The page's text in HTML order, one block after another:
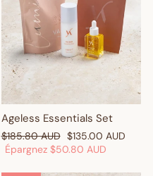
Ageless Essentials Set
Prix
régulier
$185.80 AUD Prix
réduit
$135.00 AUD
Épargnez $50.80 AUD